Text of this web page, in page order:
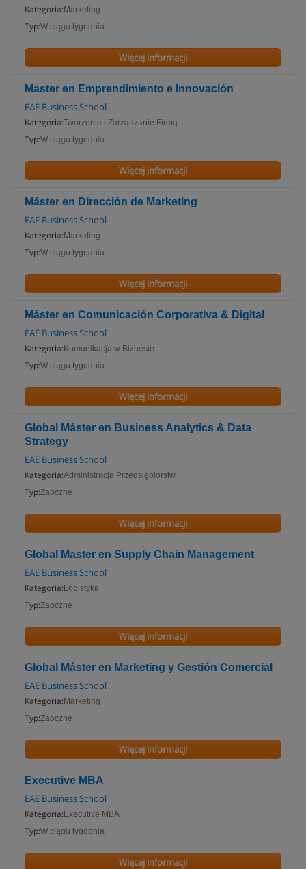
Kategoria: Marketing
Typ:W ciągu tygodnia
Więcej informacji
Master en Emprendimiento e Innovación
EAE Business School
Kategoria:Tworzenie i Zarządzanie Firmą
Typ:W ciągu tygodnia
Więcej informacji
Máster en Dirección de Marketing
EAE Business School
Kategoria: Marketing
Typ:W ciągu tygodnia
Więcej informacji
Máster en Comunicación Corporativa & Digital
EAE Business School
Kategoria: Komunikacja w Biznesie
Typ:W ciągu tygodnia
Więcej informacji
Global Máster en Business Analytics & Data
Strategy
EAE Business School
Kategoria:Administracja Przedsiębiorstw
Typ:Zaoczne
Więcej informacji
Global Master en Supply Chain Management
EAE Business School
Kategoria: Logistyka
Typ:Zaoczne
Więcej informacji
Global Máster en Marketing y Gestión Comercial
EAE Business School
Kategoria: Marketing
Typ:Zaoczne
Więcej informacji
Executive MBA
EAE Business School
Kategoria: Executive MBA
Typ:W ciągu tygodnia
Więcej informacji